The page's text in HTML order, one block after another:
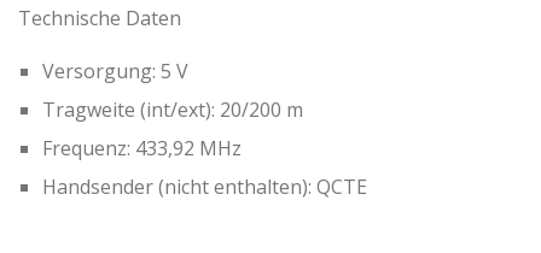
Technische Daten
Versorgung: 5 V
Tragweite (int/ext): 20/200 m
Frequenz: 433,92 MHz
Handsender (nicht enthalten): QCTE